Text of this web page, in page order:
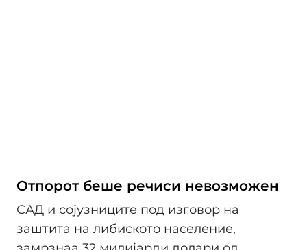
Отпорот беше речиси невозможен
САД и сојузниците под изговор на
заштита на либиското население,